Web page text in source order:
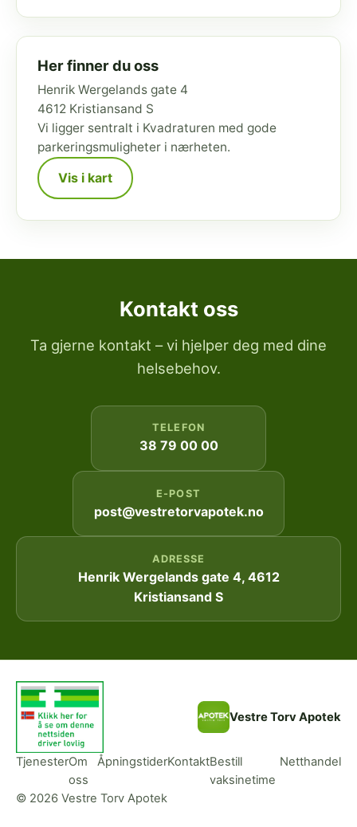
Her finner du oss
Henrik Wergelands gate 4
4612 Kristiansand S
Vi ligger sentralt i Kvadraturen med gode
parkeringsmuligheter i nærheten.
Vis i kart
Kontakt oss
Ta gjerne kontakt – vi hjelper deg med dine
helsebehov.
TELEFON
38 79 00 00
E-POST
post@vestretorvapotek.no
ADRESSE
Henrik Wergelands gate 4, 4612
Kristiansand S
Vestre Torv Apotek
TjenesterOm
oss
ÅpningstiderKontaktBestill
vaksinetime
Netthandel
© 2026 Vestre Torv Apotek